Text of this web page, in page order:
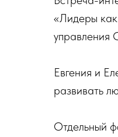
«Лидеры
управления
Евгения и
развивать
Отдельный